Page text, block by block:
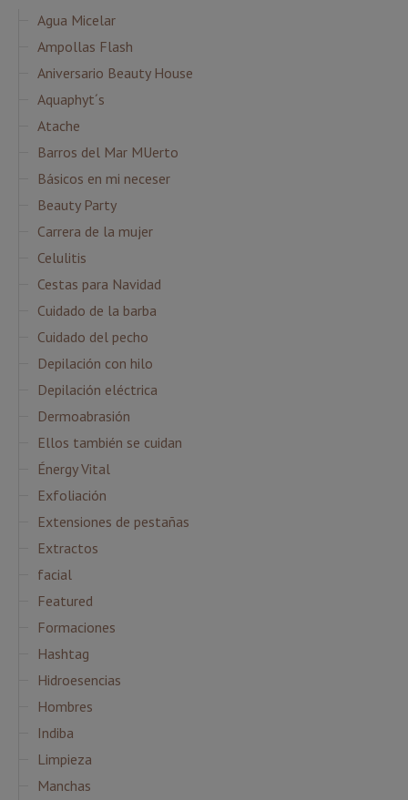
Agua Micelar
Ampollas Flash
Aniversario Beauty House
Aquaphyt´s
Atache
Barros del Mar MUerto
Básicos en mi neceser
Beauty Party
Carrera de la mujer
Celulitis
Cestas para Navidad
Cuidado de la barba
Cuidado del pecho
Depilación con hilo
Depilación eléctrica
Dermoabrasión
Ellos también se cuidan
Énergy Vital
Exfoliación
Extensiones de pestañas
Extractos
facial
Featured
Formaciones
Hashtag
Hidroesencias
Hombres
Indiba
Limpieza
Manchas